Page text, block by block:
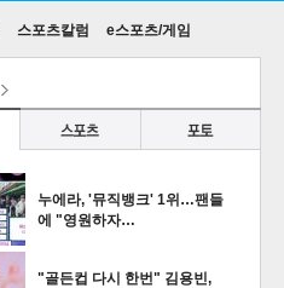
스포츠칼럼 e스포츠/게임
누에라, '뮤직뱅크' 1위…팬들
에 "영원하자…
"골든컵 다시 한번" 김용빈,